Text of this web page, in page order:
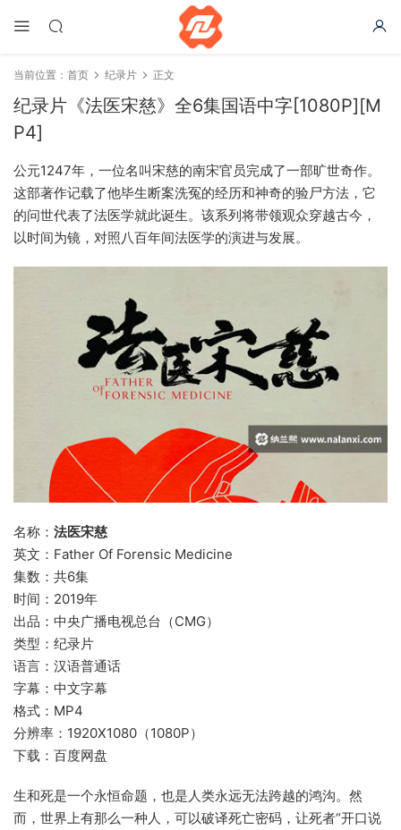
当前位置： 首页 纪录片 正文
纪录片《法医宋慈》全6集国语中字[1080P][M
P4]
公元1247年，一位名叫宋慈的南宋官员完成了一部旷世奇作。
这部著作记载了他毕生断案洗冤的经历和神奇的验尸方法，它
的问世代表了法医学就此诞生。该系列将带领观众穿越古今，
以时间为镜，对照八百年间法医学的演进与发展。
名称： 法医宋慈
英文：Father Of Forensic Medicine
集数：共6集
时间：2019年
出品：中央广播电视总台（CMG）
类型：纪录片
语言：汉语普通话
字幕：中文字幕
格式：MP4
分辨率：1920X1080（1080P）
下载：百度网盘
生和死是一个永恒命题，也是人类永远无法跨越的鸿沟。然
而，世界上有那么一种人，可以破译死亡密码，让死者“开口说